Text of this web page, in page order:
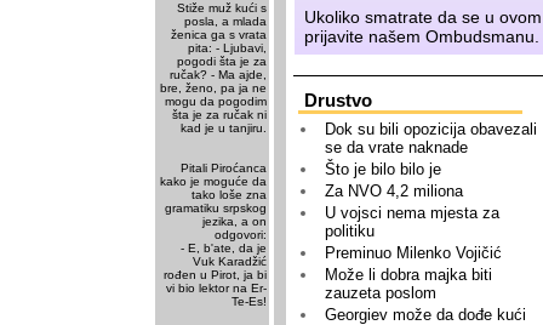
Stiže muž kući s
posla, a mlada
ženica ga s vrata
pita: - Ljubavi,
pogodi šta je za
ručak? - Ma ajde,
bre, ženo, pa ja ne
mogu da pogodim
šta je za ručak ni
kad je u tanjiru.
Pitali Piroćanca
kako je moguće da
tako loše zna
gramatiku srpskog
jezika, a on
odgovori:
- E, b'ate, da je
Vuk Karadžić
rođen u Pirot, ja bi
vi bio lektor na Er-
Te-Es!
Ukoliko smatrate da se u
prijavite našemOmbudsmanu
Drustvo
Dok su bili opozicija obavezali
se da vrate naknade
Što je bilo bilo je
Za NVO 4,2 miliona
U vojsci nema mjesta za
politiku
Preminuo Milenko Vojičić
Može li dobra majka biti
zauzeta poslom
Georgiev može da dođe kući